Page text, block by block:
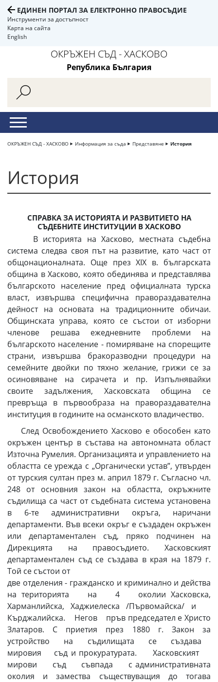
ЕДИНЕН ПОРТАЛ ЗА ЕЛЕКТРОННО ПРАВОСЪДИЕ
Инструменти за достъпност
Карта на сайта
English
ОКРЪЖЕН СЪД - ХАСКОВО
Република България
ОКРЪЖЕН СЪД - ХАСКОВО Информация за съда Представяне История
История
СПРАВКА ЗА ИСТОРИЯТА И РАЗВИТИЕТО HA
СЪДЕБНИТЕ ИНСТИТУЦИИ В ХАСКОВО
В историята на Хасково, местната съдебна
система следва своя път на развитие, като част от
общонационалната. Още през XIX в. българската
община в Хасково, която обединява и представлява
българското население пред официалната турска
власт, извършва специфична правораздавателна
дейност на основата на традиционните обичаи.
Общинската управа, която се състои от изборни
членове решава ежедневните проблеми на
българското население - помиряване на спорещите
страни, извършва бракоразводни процедури на
семейните двойки по тяхно желание, грижи се за
осиновяване на сирачета и пр. Изпълнявайки
своите задължения, Хасковската община се
превръща в първообраза на правораздавателна
институция в годините на османското владичество.
След Освобождението Хасково е обособен като
окръжен център в състава на автономната област
Източна Румелия. Организацията и управлението на
областта се урежда с „Органически устав”, утвърден
от турския султан през м. април 1879 г. Съгласно чл.
248 от основния закон на областта, окръжните
съдилища са част от съдебната система установена
в 6-те административни окръга, наричани
департаменти. Във всеки окръг е създаден окръжен
или департаментален съд, пряко подчинен на
Дирекцията на правосъдието. Хасковският
департаментален съд се създава в края на 1879 г.
Той се състои от
две отделения - гражданско и криминално и действа
на територията на 4 околии Хасковска,
Харманлийска, Хаджиелеска /Първомайска/ и
Кърджалийска. Негов пръв председател е Христо
Златаров. С приетия през 1880 г. Закон за
устройство на съдилищата се създава
мировия съд и прокуратурата. Хасковският
мирови съд съвпада с административната
околия и замества съществуващия до тогава